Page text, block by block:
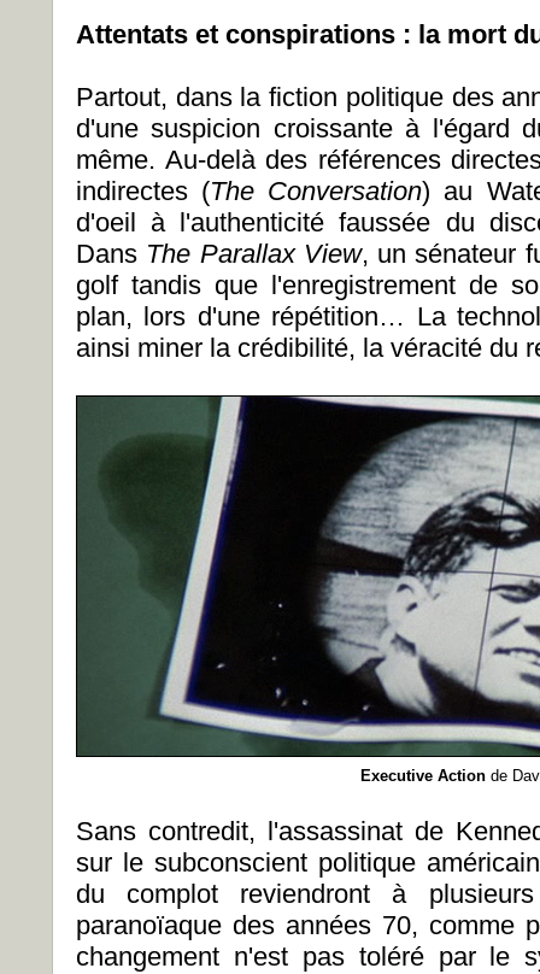
Attentats et conspirations : la mort
Partout, dans la fiction politique des
d'une suspicion croissante à l'égard
même. Au-delà des références
indirectes (The Conversation) au
d'oeil à l'authenticité faussée du
Dans The Parallax View, un sénateur
golf tandis que l'enregistrement de
plan, lors d'une répétition… La
ainsi miner la crédibilité, la véracité du
Executive Action de
Sans contredit, l'assassinat de
sur le subconscient politique
du complot reviendront à
paranoïaque des années 70, comme
changement n'est pas toléré par le